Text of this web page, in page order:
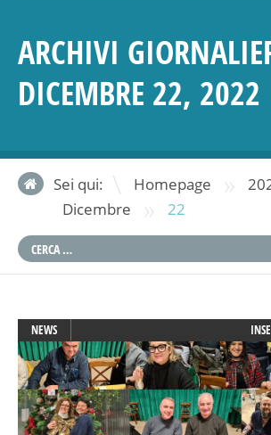
ARCHIVI
DICEMBRE 22, 2022
Sei qui: Homepage »
Dicembre » 22
NEWS